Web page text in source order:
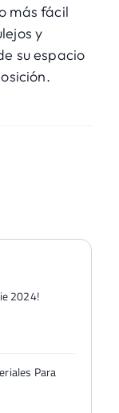
2024!
Para
más fácil
y
su espacio